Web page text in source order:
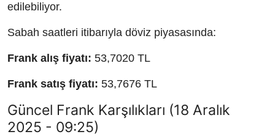
edilebiliyor.
Sabah saatleri itibarıyla döviz piyasasında:
Frank alış fiyatı: 53,7020 TL
Frank satış fiyatı: 53,7676 TL
Güncel Frank Karşılıkları (18 Aralık
2025 - 09:25)